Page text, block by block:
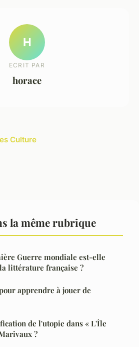
H
ECRIT PAR
horace
Culture
la même rubrique
Guerre mondiale est-elle
littérature française ?
apprendre à jouer de
de l'utopie dans « L'Île
?